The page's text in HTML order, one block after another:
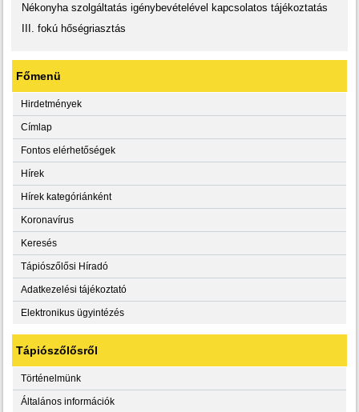
Nékonyha szolgáltatás igénybevételével kapcsolatos tájékoztatás
III. fokú hőségriasztás
Főmenü
Hirdetmények
Címlap
Fontos elérhetőségek
Hírek
Hírek kategóriánként
Koronavírus
Keresés
Tápiószőlősi Híradó
Adatkezelési tájékoztató
Elektronikus ügyintézés
Tápiószőlősről
Történelmünk
Általános információk